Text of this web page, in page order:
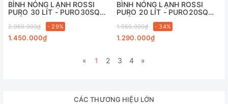
BÌNH NÓNG LẠNH ROSSI
PURO 30 LÍT - PURO30SQ
2.050.000₫ - 29%
1.450.000₫
BÌNH NÓNG LẠNH ROSSI
PURO 20 LÍT - PURO20SQ
1.950.000₫ - 34%
1.290.000₫
« 1 2 3 4 »
CÁC THƯƠNG HIỆU LỚN